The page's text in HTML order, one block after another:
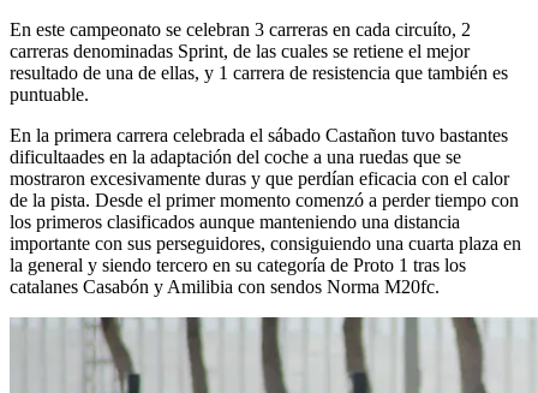
En este campeonato se celebran 3 carreras en cada circuíto, 2
carreras denominadas Sprint, de las cuales se retiene el mejor
resultado de una de ellas, y 1 carrera de resistencia que también es
puntuable.
En la primera carrera celebrada el sábado Castañon tuvo bastantes
dificultaades en la adaptación del coche a una ruedas que se
mostraron excesivamente duras y que perdían eficacia con el calor
de la pista. Desde el primer momento comenzó a perder tiempo con
los primeros clasificados aunque manteniendo una distancia
importante con sus perseguidores, consiguiendo una cuarta plaza en
la general y siendo tercero en su categoría de Proto 1 tras los
catalanes Casabón y Amilibia con sendos Norma M20fc.